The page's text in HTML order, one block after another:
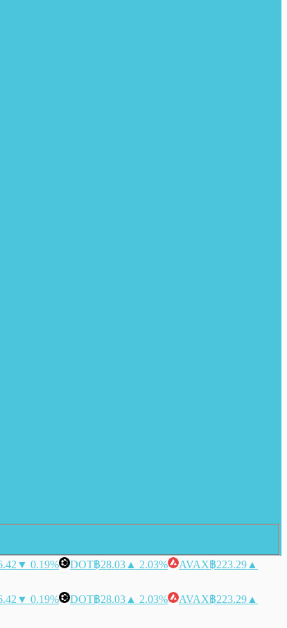
▼ 0.19% DOT฿28.03 ▲ 2.03% AVAX฿223.29 ▲
▼ 0.19% DOT฿28.03 ▲ 2.03% AVAX฿223.29 ▲